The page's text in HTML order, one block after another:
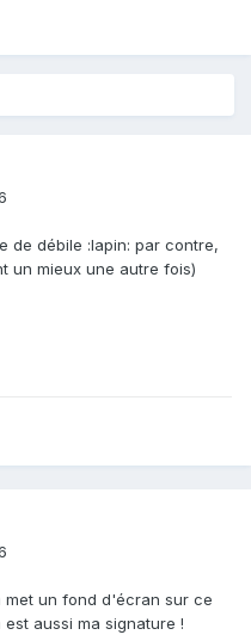
de débile :lapin: par contre,
un mieux une autre fois)
un fond d'écran sur ce
aussi ma signature !